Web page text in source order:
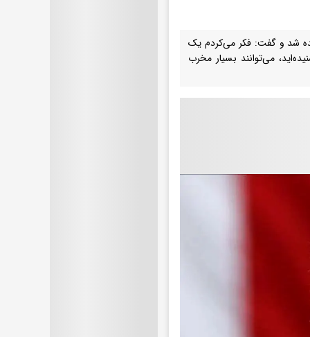
شد و گفت: فکر می‌کردم یک
می‌توانند بسیار مخرب